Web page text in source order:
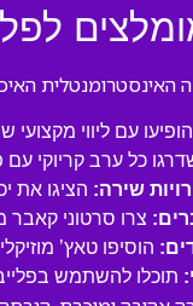
הופיעו עם ליווי
כל ערב קריוקי
שירה: הציגו את
צרו סרטוני קאבר
הוסיפו טאץ’
תוכלו להשתמש